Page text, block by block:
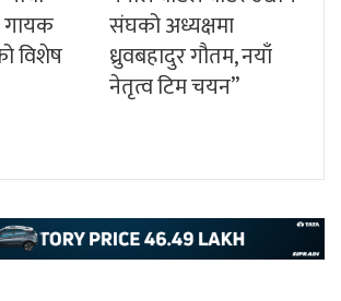
गायक
विशेष
संघको अध्यक्षमा
ध्रुवबहादुर गौतम, नयाँ
नेतृत्व टिम चयन”